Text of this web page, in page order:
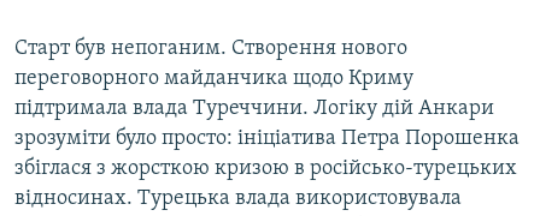
Старт був непоганим. Створення нового
переговорного майданчика щодо Криму
підтримала влада Туреччини. Логіку дій Анкари
зрозуміти було просто: ініціатива Петра Порошенка
збіглася з жорсткою кризою в російсько-турецьких
відносинах. Турецька влада використовувала